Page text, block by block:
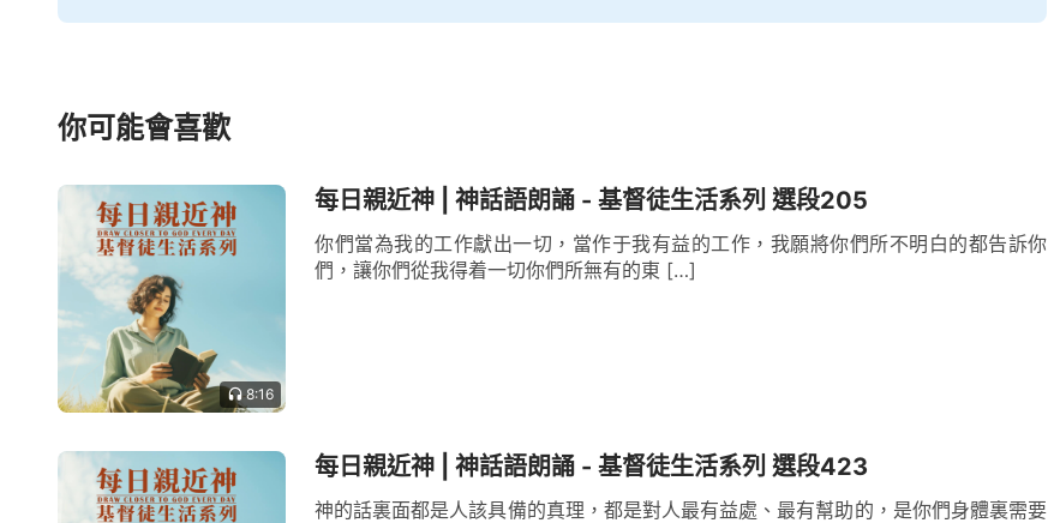
你可能會喜歡
8:16
每日親近神 | 神話語朗誦 - 基督徒生活系列 選段205
你們當為我的工作獻出一切，當作于我有益的工作，我願將你們所不明白的都告訴你
們，讓你們從我得着一切你們所無有的東 […]
每日親近神 | 神話語朗誦 - 基督徒生活系列 選段423
神的話裏面都是人該具備的真理，都是對人最有益處、最有幫助的，是你們身體裏需要